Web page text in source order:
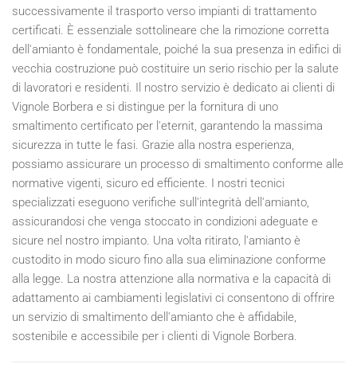
successivamente il trasporto verso impianti di trattamento
certificati. È essenziale sottolineare che la rimozione corretta
dell'amianto è fondamentale, poiché la sua presenza in edifici di
vecchia costruzione può costituire un serio rischio per la salute
di lavoratori e residenti. Il nostro servizio è dedicato ai clienti di
Vignole Borbera e si distingue per la fornitura di uno
smaltimento certificato per l'eternit, garantendo la massima
sicurezza in tutte le fasi. Grazie alla nostra esperienza,
possiamo assicurare un processo di smaltimento conforme alle
normative vigenti, sicuro ed efficiente. I nostri tecnici
specializzati eseguono verifiche sull'integrità dell'amianto,
assicurandosi che venga stoccato in condizioni adeguate e
sicure nel nostro impianto. Una volta ritirato, l'amianto è
custodito in modo sicuro fino alla sua eliminazione conforme
alla legge. La nostra attenzione alla normativa e la capacità di
adattamento ai cambiamenti legislativi ci consentono di offrire
un servizio di smaltimento dell'amianto che è affidabile,
sostenibile e accessibile per i clienti di Vignole Borbera.